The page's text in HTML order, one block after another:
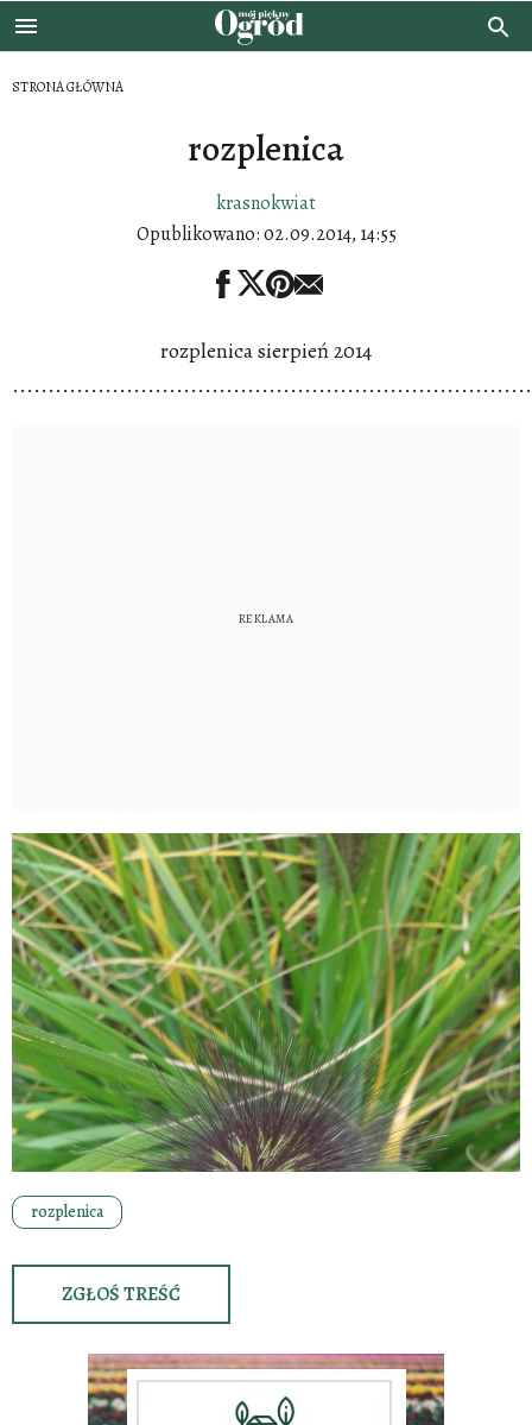
STRONA GŁÓWNA
rozplenica
krasnokwiat
Opublikowano:02.09.2014, 14:55
rozplenica sierpień 2014
rozplenica
ZGŁOŚ TREŚĆ